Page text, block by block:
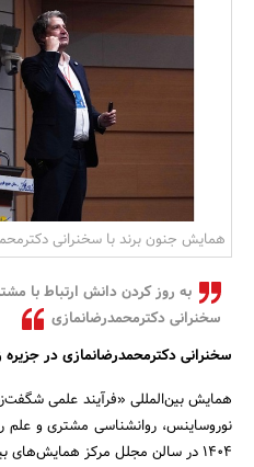
همایش جنون برند با سخنرانی
به روز کردن دانش ارتباط با
سخنرانی دکترمحمدرضانمازی
سخنرانی دکترمحمدرضانمازی در
همایش بین‌المللی «فرآیند علمی
۱۴۰۴ در سالن مجلل مرکز همایش‌های بین‌المللی جزیره کیش برگزار شد.